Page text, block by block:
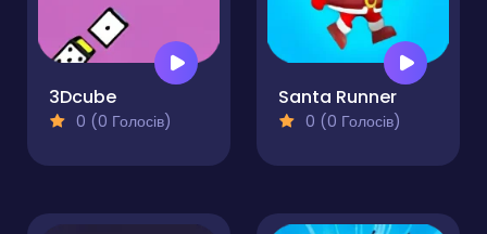
3Dcube
0 (0 Голосів)
Santa Runner
0 (0 Голосів)